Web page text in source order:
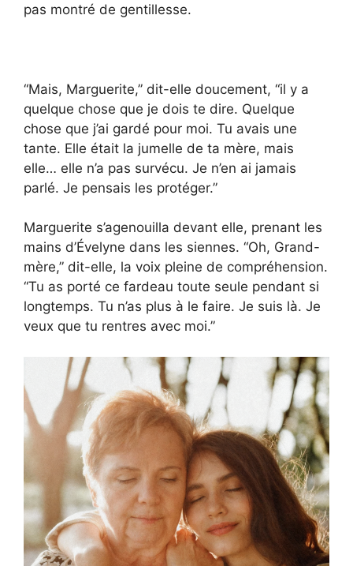
pas montré de gentillesse.
“Mais, Marguerite,” dit-elle doucement, “il y a
quelque chose que je dois te dire. Quelque
chose que j’ai gardé pour moi. Tu avais une
tante. Elle était la jumelle de ta mère, mais
elle… elle n’a pas survécu. Je n’en ai jamais
parlé. Je pensais les protéger.”
Marguerite s’agenouilla devant elle, prenant les
mains d’Évelyne dans les siennes. “Oh, Grand-
mère,” dit-elle, la voix pleine de compréhension.
“Tu as porté ce fardeau toute seule pendant si
longtemps. Tu n’as plus à le faire. Je suis là. Je
veux que tu rentres avec moi.”